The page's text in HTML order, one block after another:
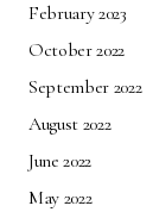
February 2023
October 2022
September 2022
August 2022
June 2022
May 2022